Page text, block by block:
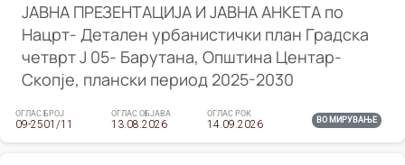
ЈАВНА ПРЕЗЕНТАЦИЈА И ЈАВНА АНКЕТА по
Нацрт- Детален урбанистички план Градска
четврт Ј 05- Барутана, Општина Центар-
Скопје, плански период 2025-2030
ОГЛАС БРОЈ
09-2501/11
ОГЛАС ОБЈАВА
13.08.2026
ОГЛАС РОК
14.09.2026 ВО МИРУВАЊЕ